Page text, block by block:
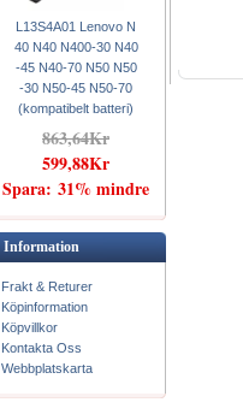
L13S4A01 Lenovo N
40 N40 N400-30 N40
-45 N40-70 N50 N50
-30 N50-45 N50-70
(kompatibelt batteri)
863,64Kr
599,88Kr
Spara: 31% mindre
Information
Frakt & Returer
Köpinformation
Köpvillkor
Kontakta Oss
Webbplatskarta